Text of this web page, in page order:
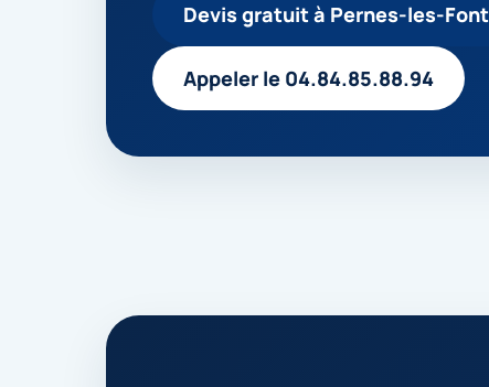
Devis gratuit à Pernes-les-
Appeler le 04.84.85.88.94